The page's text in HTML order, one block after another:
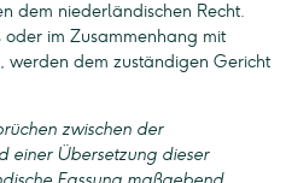
dem niederländischen Recht.
oder im Zusammenhang mit
werden dem zuständigen Gericht
zwischen der
einer Übersetzung dieser